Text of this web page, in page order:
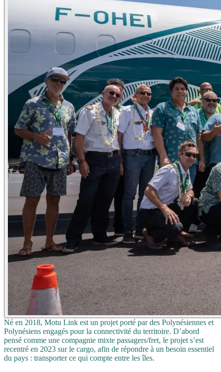
Né en 2018, Motu Link est un projet porté par des Polynésiennes et
Polynésiens engagés pour la connectivité du territoire. D’abord
pensé comme une compagnie mixte passagers/fret, le projet s’est
recentré en 2023 sur le cargo, afin de répondre à un besoin essentiel
du pays : transporter ce qui compte entre les îles.